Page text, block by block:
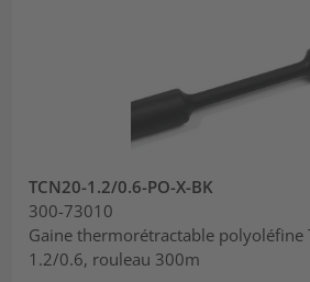
TCN20-1.2/0.6-PO-X-BK
300-73010
Gaine thermorétractable polyoléfine
1.2/0.6, rouleau 300m